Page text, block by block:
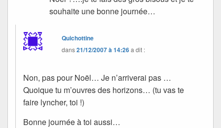
souhaite une bonne journée…
Quichottine
dans21/12/2007 à 14:26a dit :
Non, pas pour Noël… Je n’arriverai pas …
Quoique tu m’ouvres des horizons… (tu vas te
faire lyncher, toi !)
Bonne journée à toi aussi…